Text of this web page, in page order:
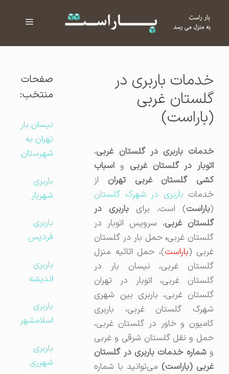
فهرست
خدمات باربری در
گلستان غربی
(باراست)
خدمات باربری در گلستان غربی،
اتوبار در گلستان غربیو اسباب
کشی گلستان غربی تهراناز
خدماتباربری در شهرک گلستان
باراست) است. برایباربری در
گلستان غربی، سرویس اتوبار در
گلستان غربی،حمل بار در گلستان
غربی (باراست)، حمل اثاثیه منزل
گلستان غربی، نیسان بار در
گلستان غربی، اتوبار در تهران
گلستان غربی، باربری بین شهری
شهرک گلستان غربی، باربری
کامیون و خاور در گلستان غربی،
حمل و نقل گلستان شرقی و غربی
شماره خدمات باربری در گلستان
غربی (باراست)‌می‌توانید با شماره
صفحات
منتخب:
نیسان بار
تهران به
شهرستان
باربری
شهریار
باربری
فردیس
باربری
اندیشه
باربری
اسلامشهر
باربری
شهرری